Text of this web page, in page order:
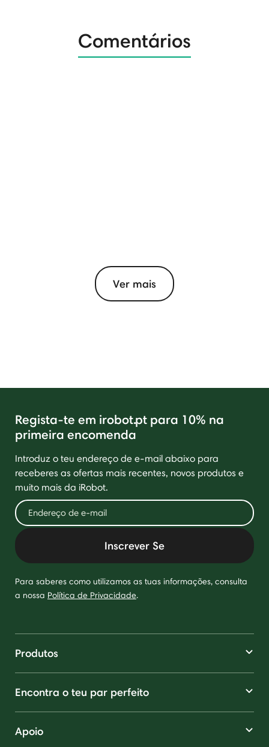
Comentários
Ver mais
Regista-te em irobot.pt para 10% na
primeira encomenda
Introduz o teu endereço de e-mail abaixo para
receberes as ofertas mais recentes, novos produtos e
muito mais da iRobot.
Inscrever Se
Para saberes como utilizamos as tuas informações, consulta
a nossa Política de Privacidade.
Produtos
Encontra o teu par perfeito
Apoio